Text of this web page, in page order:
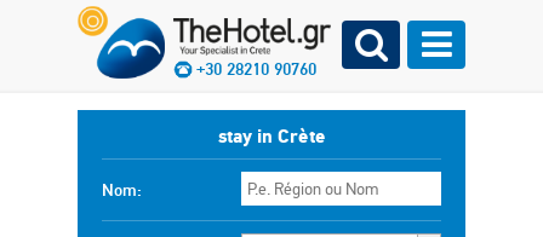
+30 28210 90760
stay in Crète
Nom: